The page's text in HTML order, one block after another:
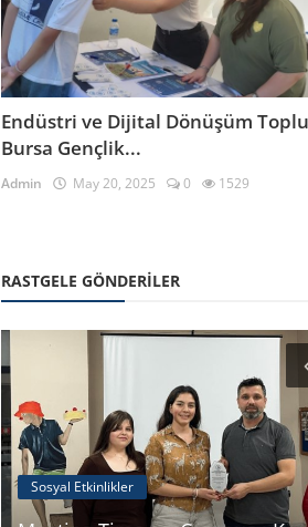
Endüstri ve Dijital Dönüşüm
Bursa Gençlik...
Admin May 20, 2025 0 1529
RASTGELE GÖNDERILER
Sosyal Etkinlikler